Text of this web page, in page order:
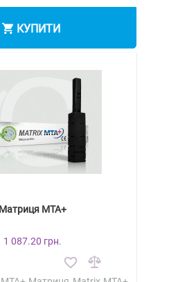
КУПИТИ
Матриця MTA+
1 087.20 грн.